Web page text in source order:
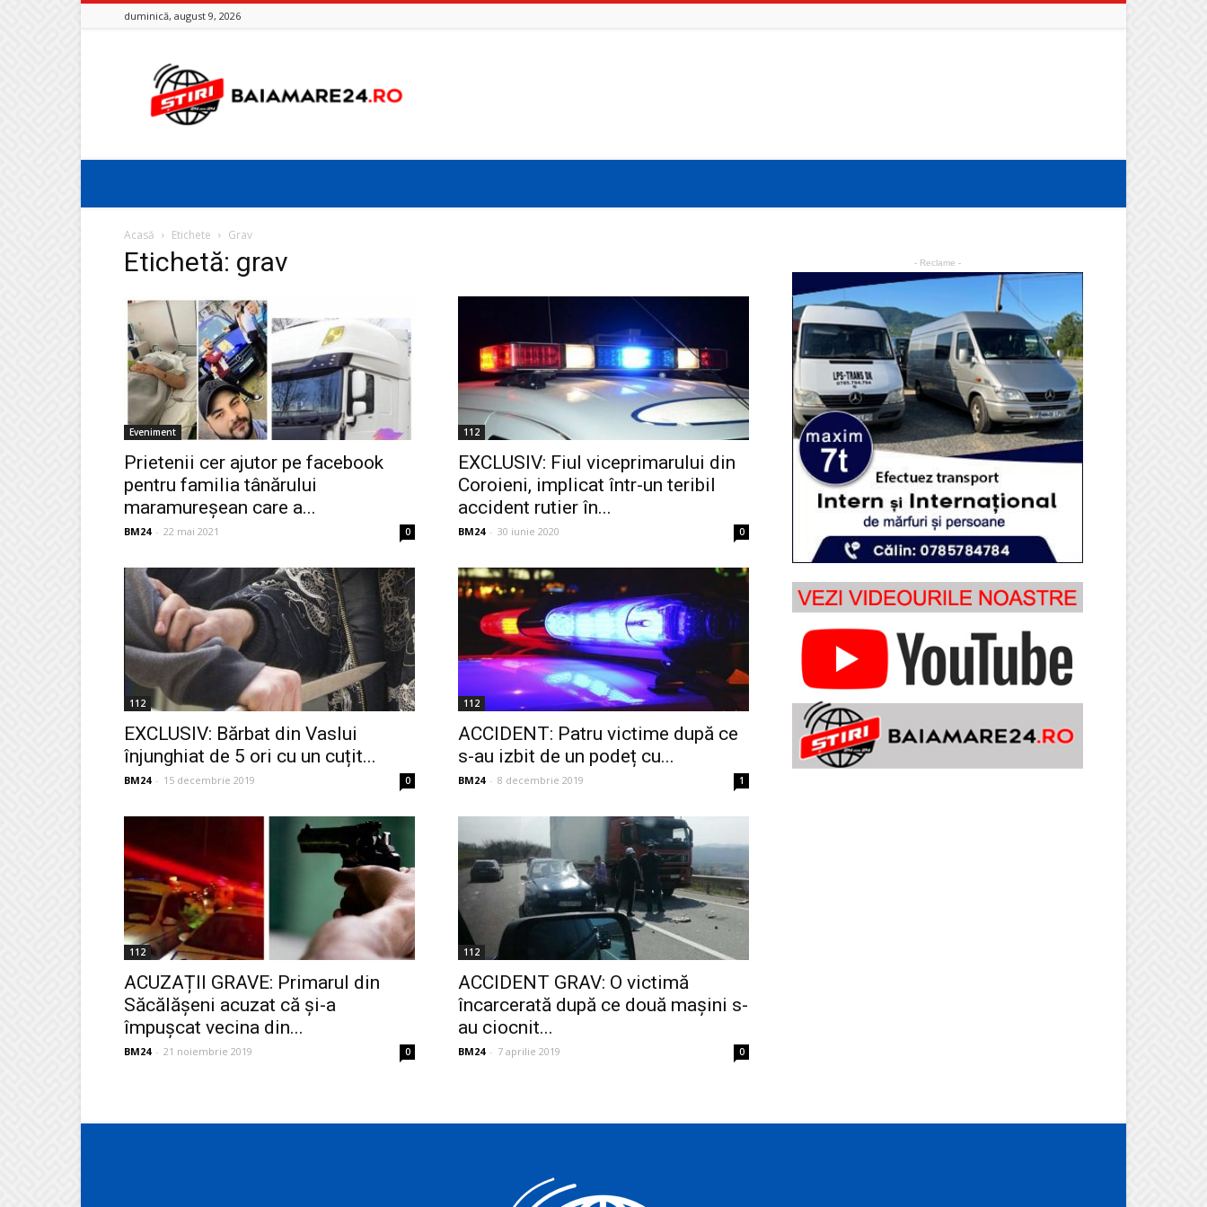
duminică, august 9, 2026
Baia
Mare
24
Acasă Etichete Grav
Etichetă: grav
Eveniment
Prietenii cer ajutor pe facebook
pentru familia tânărului
maramureşean care a...
BM24 - 22 mai 2021 0
112
EXCLUSIV: Fiul viceprimarului din
Coroieni, implicat într-un teribil
accident rutier în...
BM24 - 30 iunie 2020 0
112
EXCLUSIV: Bărbat din Vaslui
înjunghiat de 5 ori cu un cuțit...
BM24 - 15 decembrie 2019 0
112
ACCIDENT: Patru victime după ce
s-au izbit de un podeț cu...
BM24 - 8 decembrie 2019 1
112
ACUZAȚII GRAVE: Primarul din
Săcălășeni acuzat că și-a
împușcat vecina din...
BM24 - 21 noiembrie 2019 0
112
ACCIDENT GRAV: O victimă
încarcerată după ce două mașini s-
au ciocnit...
BM24 - 7 aprilie 2019 0
- Reclame -